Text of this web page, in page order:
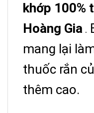
khớp 100%
Hoàng Gia .
mang lại
thuốc rắn
thêm cao.